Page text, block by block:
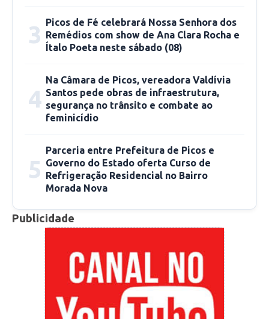
3 Picos de Fé celebrará Nossa Senhora dos
Remédios com show de Ana Clara Rocha e
Ítalo Poeta neste sábado (08)
4
Na Câmara de Picos, vereadora Valdívia
Santos pede obras de infraestrutura,
segurança no trânsito e combate ao
feminicídio
5
Parceria entre Prefeitura de Picos e
Governo do Estado oferta Curso de
Refrigeração Residencial no Bairro
Morada Nova
Publicidade